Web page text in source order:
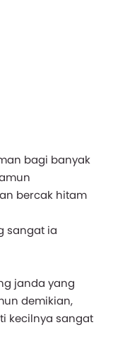
bagi banyak
bercak hitam
sangat ia
janda yang
demikian,
kecilnya sangat